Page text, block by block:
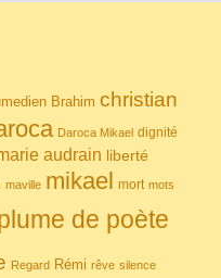
Brahim christian
Daroca Mikael dignité
audrain liberté
maville mikael mort mots
de poète
Regard Rémi rêve silence